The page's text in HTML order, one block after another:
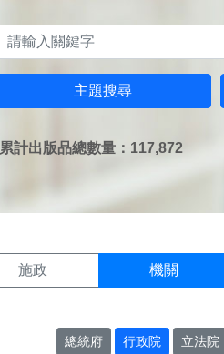
主題搜尋
累計出版品總數量：117,872
施政 機關
總統府 行政院 立法院